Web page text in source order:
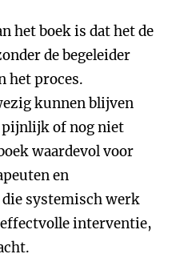
het boek is dat het de
de begeleider
het proces.
kunnen blijven
of nog niet
waardevol voor
en
systemisch werk
interventie,